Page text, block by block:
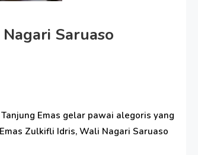
Saruaso
Emas gelar pawai alegoris yang
Zulkifli Idris, Wali Nagari Saruaso